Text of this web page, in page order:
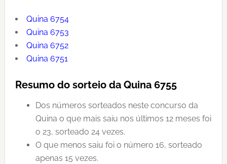
Quina 6754
Quina 6753
Quina 6752
Quina 6751
Resumo do sorteio da Quina 6755
Dos números sorteados neste concurso da
Quina o que mais saiu nos últimos 12 meses foi
o 23, sorteado 24 vezes.
O que menos saiu foi o número 16, sorteado
apenas 15 vezes.